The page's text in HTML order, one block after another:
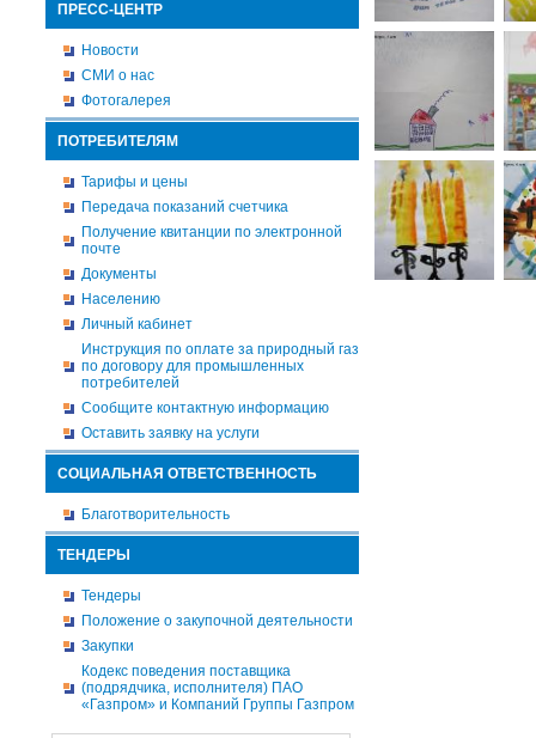
ПРЕСС-ЦЕНТР
Новости
СМИ о нас
Фотогалерея
ПОТРЕБИТЕЛЯМ
Тарифы и цены
Передача показаний счетчика
Получение квитанции по электронной
почте
Документы
Населению
Личный кабинет
Инструкция по оплате за природный газ
по договору для промышленных
потребителей
Сообщите контактную информацию
Оставить заявку на услуги
СОЦИАЛЬНАЯ ОТВЕТСТВЕННОСТЬ
Благотворительность
ТЕНДЕРЫ
Тендеры
Положение о закупочной деятельности
Закупки
Кодекс поведения поставщика
(подрядчика, исполнителя) ПАО
«Газпром» и Компаний Группы Газпром